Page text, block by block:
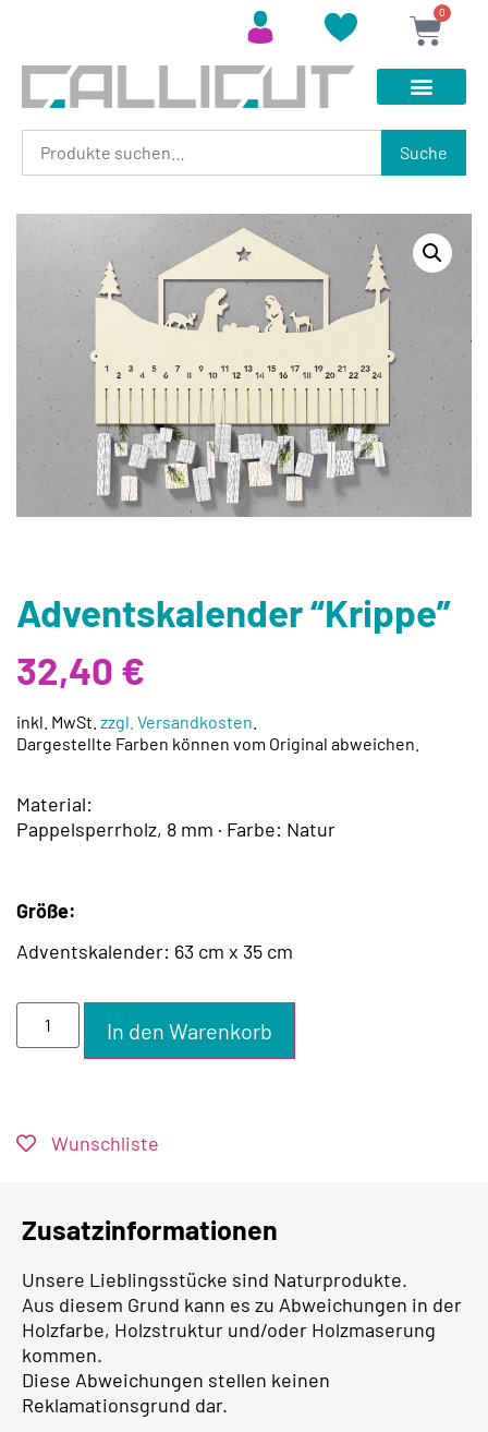
0
Suche
Adventskalender “Krippe”
32,40 €
inkl. MwSt. zzgl. Versandkosten
Dargestellte Farben können vom Original abweichen.
Material:
Pappelsperrholz, 8 mm · Farbe: Natur
Größe:
Adventskalender: 63 cm x 35 cm
In den Warenkorb
Wunschliste
Zusatzinformationen
Unsere Lieblingsstücke sind Naturprodukte.
Aus diesem Grund kann es zu Abweichungen in der
Holzfarbe, Holzstruktur und/oder Holzmaserung
kommen.
Diese Abweichungen stellen keinen
Reklamationsgrund dar.